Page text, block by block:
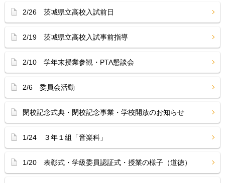
2/26 茨城県立高校入試前日
2/19 茨城県立高校入試事前指導
2/10 学年末授業参観・PTA懇談会
2/6 委員会活動
閉校記念式典・閉校記念事業・学校開放のお知らせ
1/24 ３年１組「音楽科」
1/20 表彰式・学級委員認証式・授業の様子（道徳）